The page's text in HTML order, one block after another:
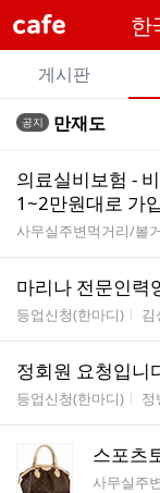
cafe 한
카
페
메
뉴
게시판
전
글
공지 만재도
의료실비보험 -
1~2만원대로 가
게시판명
사무실주변먹거리/볼
마리나 전문인력
게시판명
등업신청(한마디) 작
김
정회원 요청입니
게시판명
등업신청(한마디) 작
정
스포츠
게시판명
사무실주